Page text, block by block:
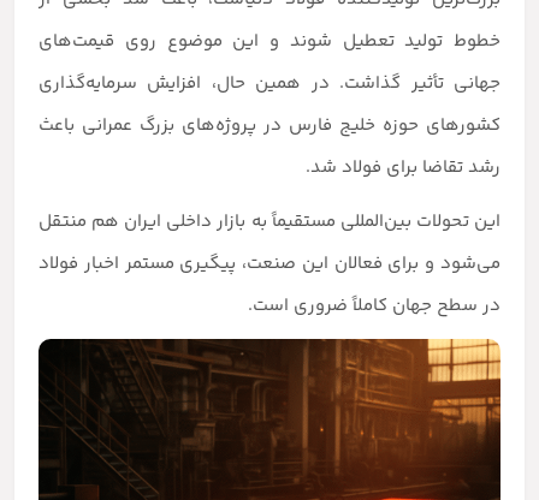
خطوط تولید تعطیل شوند و این موضوع روی قیمت‌های
جهانی تأثیر گذاشت. در همین حال، افزایش سرمایه‌گذاری
کشورهای حوزه خلیج فارس در پروژه‌های بزرگ عمرانی باعث
رشد تقاضا برای فولاد شد.
این تحولات بین‌المللی مستقیماً به بازار داخلی ایران هم منتقل
می‌شود و برای فعالان این صنعت، پیگیری مستمر اخبار فولاد
در سطح جهان کاملاً ضروری است.